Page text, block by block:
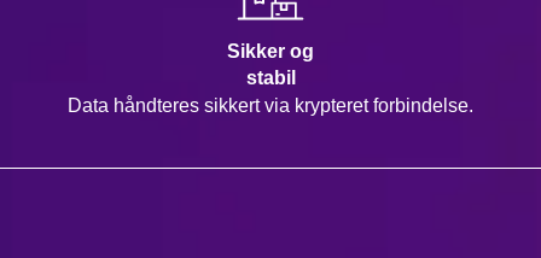
Sikker og
stabil
Data håndteres sikkert via krypteret forbindelse.